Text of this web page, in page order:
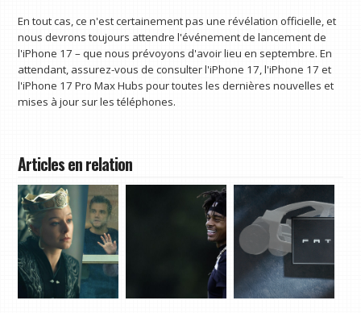
En tout cas, ce n'est certainement pas une révélation officielle, et
nous devrons toujours attendre l'événement de lancement de
l'iPhone 17 – que nous prévoyons d'avoir lieu en septembre. En
attendant, assurez-vous de consulter l'iPhone 17, l'iPhone 17 et
l'iPhone 17 Pro Max Hubs pour toutes les dernières nouvelles et
mises à jour sur les téléphones.
Articles en relation